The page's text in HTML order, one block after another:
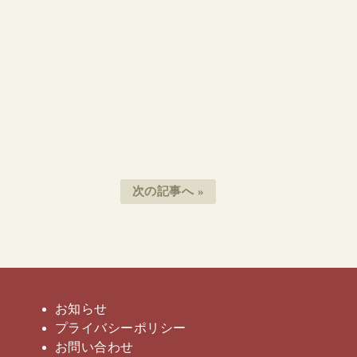
次の記事へ »
お知らせ
プライバシーポリシー
お問い合わせ